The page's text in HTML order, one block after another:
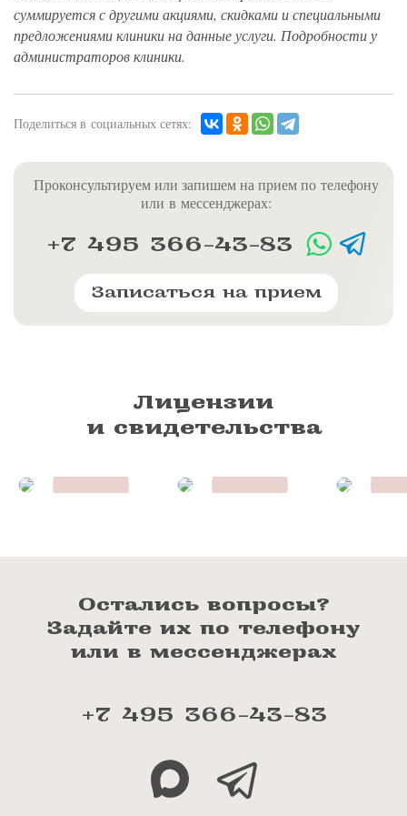
суммируется с другими акциями, скидками и специальными
предложениями клиники на данные услуги. Подробности у
администраторов клиники.
Поделиться в социальных сетях:
Проконсультируем или запишем на прием по телефону
или в мессенджерах:
+7 495 366-43-83
Записаться на прием
Лицензии
и свидетельства
Остались вопросы?
Задайте их по телефону
или в мессенджерах
+7 495 366-43-83